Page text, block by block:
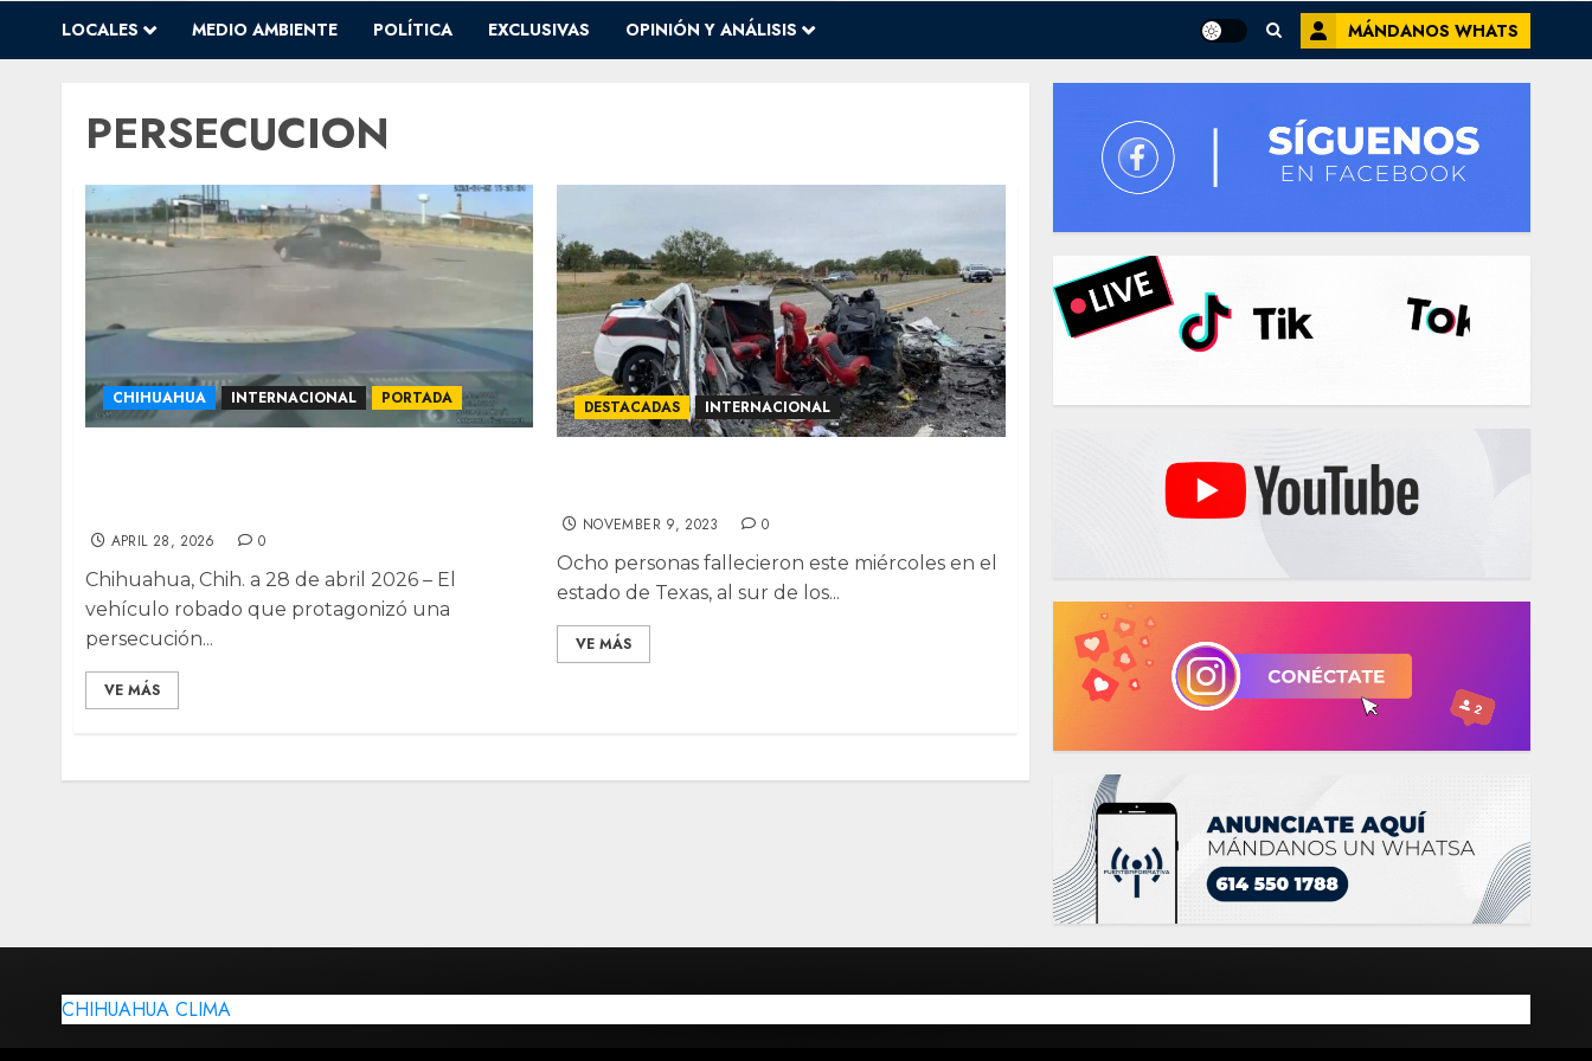
LOCALES MEDIO AMBIENTE POLÍTICA EXCLUSIVAS OPINIÓN Y ANÁLISIS MÁNDANOS WHATS
PERSECUCION
CHIHUAHUA INTERNACIONAL PORTADA
APRIL 28, 2026 0
Chihuahua, Chih. a 28 de abril 2026 – El
vehículo robado que protagonizó una
persecución...
VE MÁS
DESTACADAS INTERNACIONAL
NOVEMBER 9, 2023 0
Ocho personas fallecieron este miércoles en el
estado de Texas, al sur de los...
VE MÁS
CHIHUAHUA CLIMA